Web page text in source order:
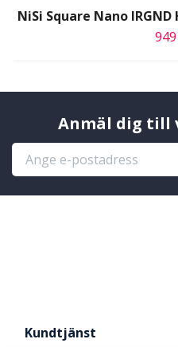
NiSi Square Nano IRGND
949
Anmäl dig till
Kundtjänst